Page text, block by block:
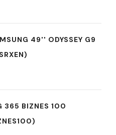
49'' ODYSSEY G9
365 BIZNES 100